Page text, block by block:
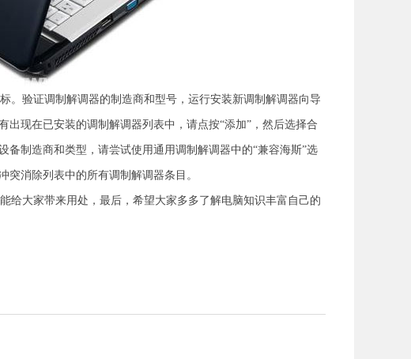
验证调制解调器的制造商和型号，运行安装新调制解调器向导
现在已安装的调制解调器列表中，请点按“添加”，然后选择合
制造商和类型，请尝试使用通用调制解调器中的“兼容海斯”选
消除列表中的所有调制解调器条目。
大家带来用处，最后，希望大家多多了解电脑知识丰富自己的